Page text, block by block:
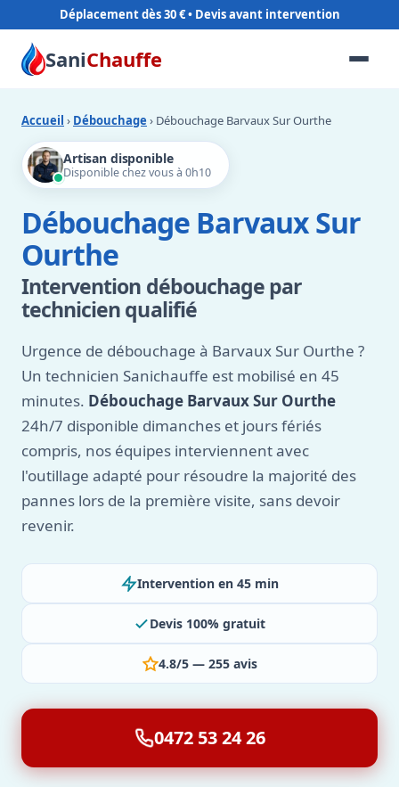
Déplacement dès 30 €
SaniChauffe
Accueil › Débouchage › Débouchage Barvaux Sur Ourthe
Artisan disponible
Disponible chez vous à 0h10
Débouchage Barvaux Sur
Ourthe
Intervention débouchage par
technicien qualifié
Urgence de débouchage à Barvaux Sur Ourthe ?
Un technicien Sanichauffe est mobilisé en 45
minutes. Débouchage Barvaux Sur Ourthe
24h/7 disponible dimanches et jours fériés
compris, nos équipes interviennent avec
l'outillage adapté pour résoudre la majorité des
pannes lors de la première visite, sans devoir
revenir.
Intervention en 45 min
Devis 100% gratuit
4.8/5 — 255 avis
0472 53 24 26